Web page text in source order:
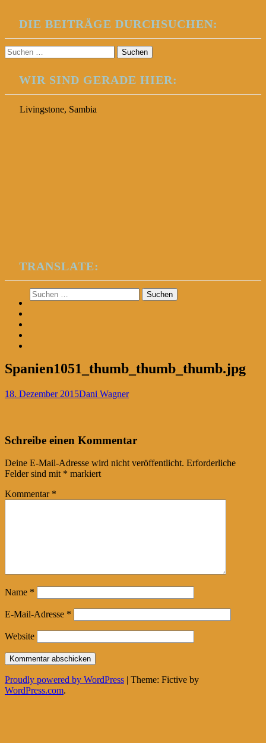
DIE BEITRÄGE DURCHSUCHEN:
Suchen
nach:
WIR SIND GERADE HIER:
Livingstone, Sambia
TRANSLATE:
Suchen
nach:
Spanien1051_thumb_thumb_thumb.jpg
18. Dezember 2015Dani Wagner
Post
navigation
←
Schreibe einen Kommentar
Deine E-Mail-Adresse wird nicht veröffentlicht. Erforderliche
Felder sind mit * markiert
Kommentar *
Name *
E-Mail-Adresse *
Website
Proudly powered by WordPress | Theme: Fictive by
WordPress.com.